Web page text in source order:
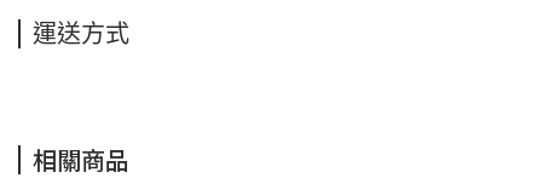
運送方式
相關商品